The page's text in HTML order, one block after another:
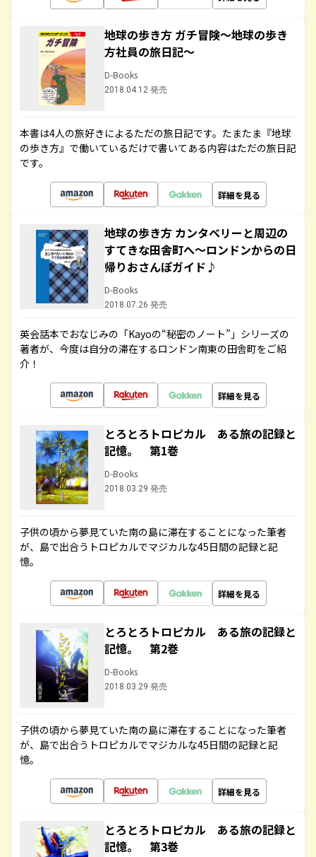
地球の歩き方 ガチ冒険～地球の歩き
方社員の旅日記～
D-Books
2018.04.12 発売
本書は4人の旅好きによるただの旅日記です。たまたま『地球
の歩き方』で働いているだけで書いてある内容はただの旅日記
です。
詳細を見る
地球の歩き方 カンタベリーと周辺の
すてきな田舎町へ～ロンドンからの日
帰りおさんぽガイド♪
D-Books
2018.07.26 発売
英会話本でおなじみの「Kayoの“秘密のノート”」シリーズの
著者が、今度は自分の滞在するロンドン南東の田舎町をご紹
介！
詳細を見る
とろとろトロピカル ある旅の記録と
記憶。 第1巻
D-Books
2018.03.29 発売
子供の頃から夢見ていた南の島に滞在することになった筆者
が、島で出合うトロピカルでマジカルな45日間の記録と記
憶。
詳細を見る
とろとろトロピカル ある旅の記録と
記憶。 第2巻
D-Books
2018.03.29 発売
子供の頃から夢見ていた南の島に滞在することになった筆者
が、島で出合うトロピカルでマジカルな45日間の記録と記
憶。
詳細を見る
とろとろトロピカル ある旅の記録と
記憶。 第3巻